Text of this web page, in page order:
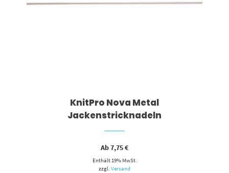
KnitPro Nova Metal
Jackenstricknadeln
Ab7,75€
Enthält 19% MwSt.
zzgl.Versand